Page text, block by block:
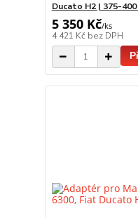
Ducato H2 | 375-400
5 350 Kč/ks
4 421 Kč bez DPH